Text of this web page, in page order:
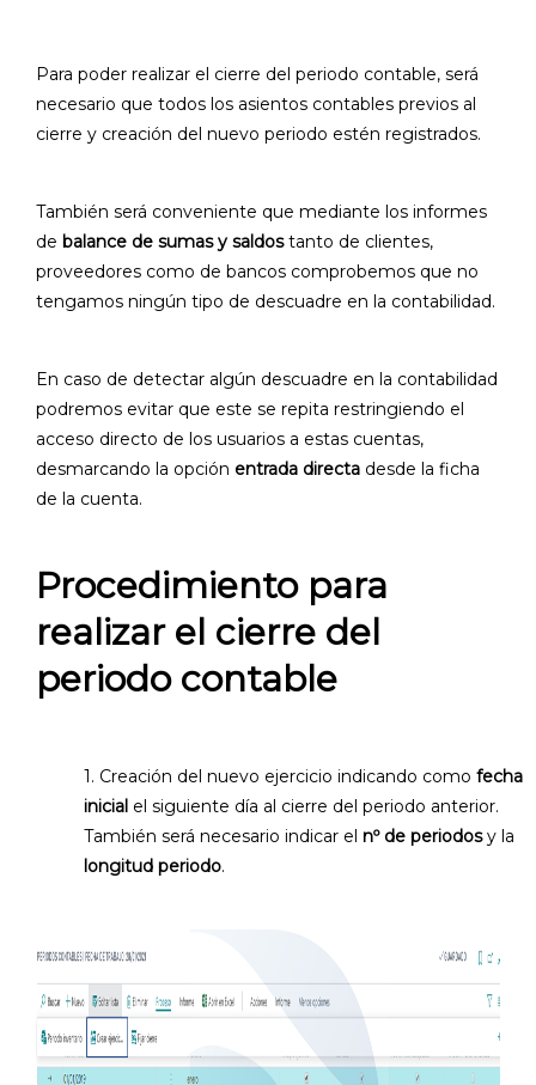
Para poder realizar el cierre del periodo contable, será
necesario que todos los asientos contables previos al
cierre y creación del nuevo periodo estén registrados.
También será conveniente que mediante los informes
de balance de sumas y saldostanto de clientes,
proveedores como de bancos comprobemos que no
tengamos ningún tipo de descuadre en la contabilidad.
En caso de detectar algún descuadre en la contabilidad
podremos evitar que este se repita restringiendo el
acceso directo de los usuarios a estas cuentas,
desmarcando la opción entrada directa desde la ficha
de la cuenta.
Procedimiento para
realizar el cierre del
periodo contable
1. Creación del nuevo ejercicio indicando como fecha
inicial el siguiente día al cierre del periodo anterior.
También será necesario indicar el nº de periodosy la
longitud periodo.